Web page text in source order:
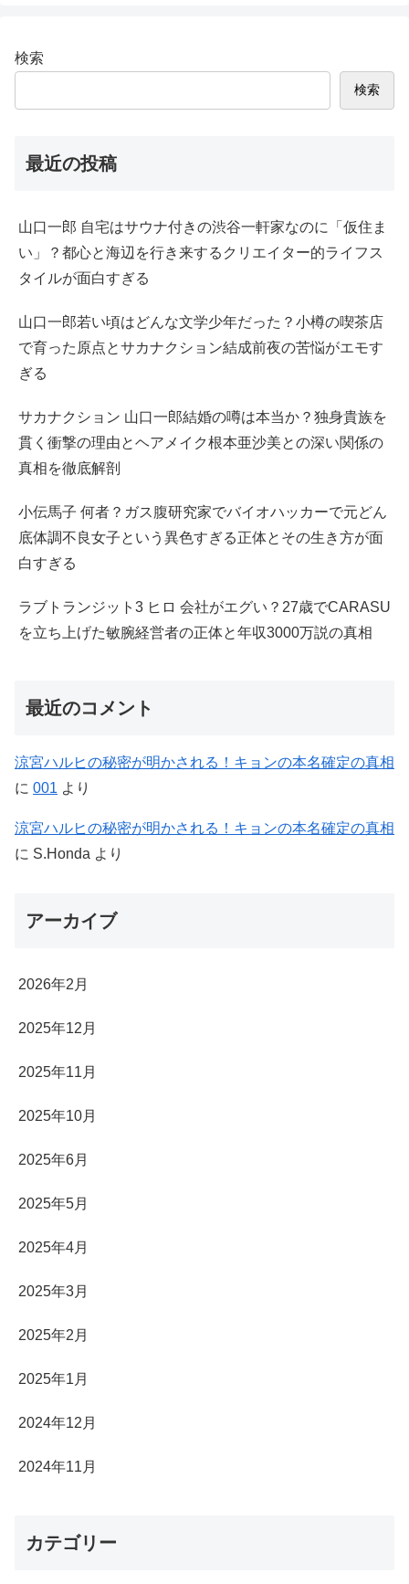
検索
検索
最近の投稿
山口一郎 自宅はサウナ付きの渋谷一軒家なのに「仮住ま
い」？都心と海辺を行き来するクリエイター的ライフス
タイルが面白すぎる
山口一郎若い頃はどんな文学少年だった？小樽の喫茶店
で育った原点とサカナクション結成前夜の苦悩がエモす
ぎる
サカナクション 山口一郎結婚の噂は本当か？独身貴族を
貫く衝撃の理由とヘアメイク根本亜沙美との深い関係の
真相を徹底解剖
小伝馬子 何者？ガス腹研究家でバイオハッカーで元どん
底体調不良女子という異色すぎる正体とその生き方が面
白すぎる
ラブトランジット3 ヒロ 会社がエグい？27歳でCARASU
を立ち上げた敏腕経営者の正体と年収3000万説の真相
最近のコメント
涼宮ハルヒの秘密が明かされる！キョンの本名確定の真相
に 001 より
涼宮ハルヒの秘密が明かされる！キョンの本名確定の真相
に S.Honda より
アーカイブ
2026年2月
2025年12月
2025年11月
2025年10月
2025年6月
2025年5月
2025年4月
2025年3月
2025年2月
2025年1月
2024年12月
2024年11月
カテゴリー